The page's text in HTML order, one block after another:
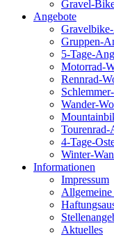
Gravel-
Angebote
Gruppen-
5-Tage-
Motorrad-
Rennrad-
Wander-
Tourenrad-
4-Tage-
Winter-
Informationen
Impressum
Allgemeine
Aktuelles